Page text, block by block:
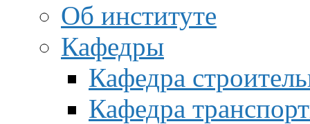
Об институте
Кафедры
Кафедра
Кафедра